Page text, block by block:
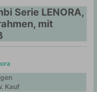
Serie LENORA,
mit
Kauf